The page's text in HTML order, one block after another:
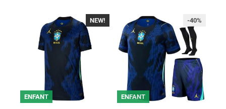
-40%
ENFANT
NEW!
ENFANT
-40%